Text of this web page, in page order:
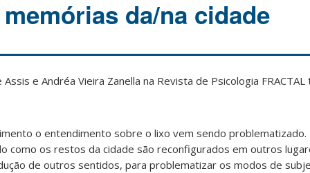
da/na cidade
Assis e Andréa Vieira Zanella na Revista de Psicologia
o entendimento sobre o lixo vem sendo
como os restos da cidade são reconfigurados em outros
de outros sentidos, para problematizar os modos de